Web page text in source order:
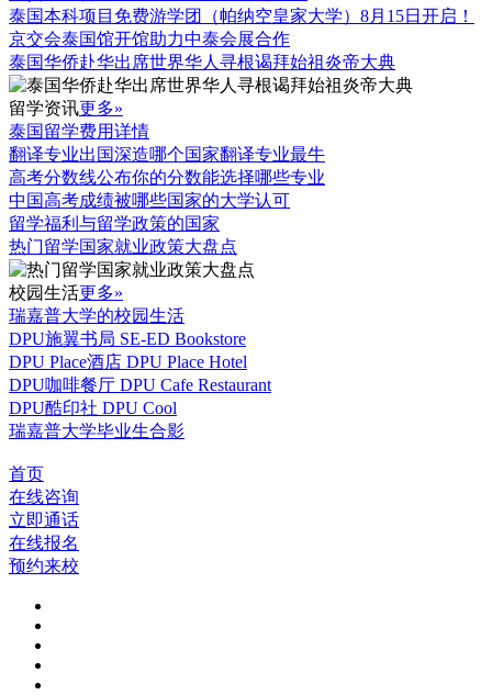
泰国本科项目免费游学团（帕纳空皇家大学）8月15日开启！
京交会泰国馆开馆助力中泰会展合作
泰国华侨赴华出席世界华人寻根谒拜始祖炎帝大典
留学资讯更多»
泰国留学费用详情
翻译专业出国深造哪个国家翻译专业最牛
高考分数线公布你的分数能选择哪些专业
中国高考成绩被哪些国家的大学认可
留学福利与留学政策的国家
热门留学国家就业政策大盘点
校园生活更多»
瑞嘉普大学的校园生活
DPU施翼书局 SE-ED Bookstore
DPU Place酒店 DPU Place Hotel
DPU咖啡餐厅 DPU Cafe Restaurant
DPU酷印社 DPU Cool
瑞嘉普大学毕业生合影
首页
在线咨询
立即通话
在线报名
预约来校